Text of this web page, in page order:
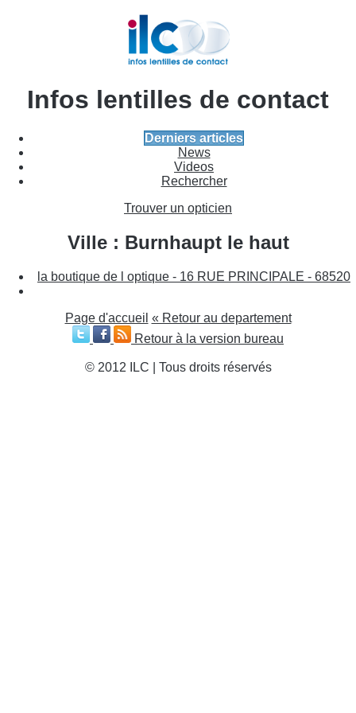
Infos lentilles de contact
Derniers articles
News
Videos
Rechercher
Trouver un opticien
Ville : Burnhaupt le haut
la boutique de l optique - 16 RUE PRINCIPALE - 68520
Page d'accueil « Retour au departement
Retour à la version bureau
© 2012 ILC | Tous droits réservés